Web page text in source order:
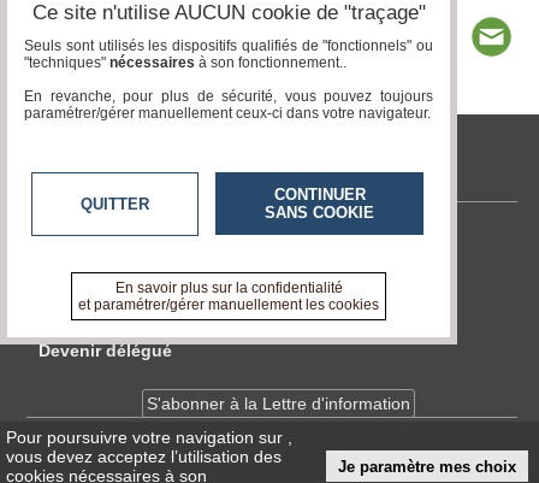
tvlocale.fr
En savoir +
A propos de tvlocale.fr
Devenir délégué
S'abonner à la Lettre d'information
InfosCNIL/RGPD
Pour poursuivre votre navigation sur
vous devez acceptez l’utilisation des
cookies nécessaires à son
Je paramètre mes choix
Ce site n'utilise AUCUN cookie de "traçage"
Seuls sont utilisés les dispositifs qualifiés de "fonctionnels" ou
"techniques" nécessaires à son fonctionnement..
En revanche, pour plus de sécurité, vous pouvez toujours
paramétrer/gérer manuellement ceux-ci dans votre navigateur.
QUITTER
CONTINUER
SANS COOKIE
En savoir plus sur la confidentialité
et paramétrer/gérer manuellement les cookies